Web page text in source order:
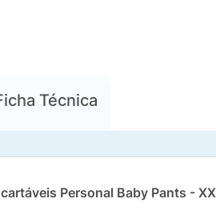
Técnica
Personal Baby Pants -